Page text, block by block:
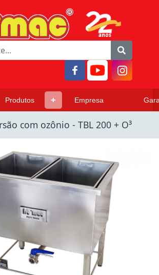
Produtos Empresa
com ozônio - TBL 200 + O³